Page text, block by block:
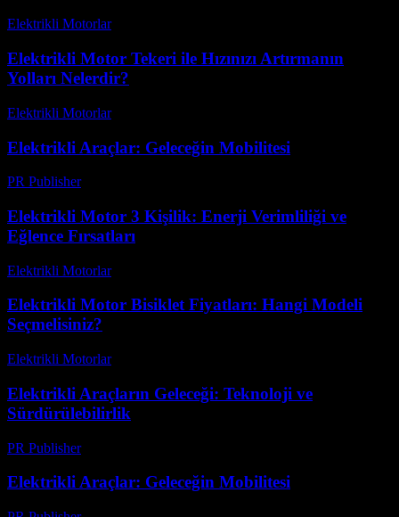
Elektrikli Motorlar-
Elektrikli Motor Tekeri ile Hızınızı Artırmanın
Yolları Nelerdir?
Elektrikli Motorlar-
Elektrikli Araçlar: Geleceğin Mobilitesi
PR Publisher-
Elektrikli Motor 3 Kişilik: Enerji Verimliliği ve
Eğlence Fırsatları
Elektrikli Motorlar-
Elektrikli Motor Bisiklet Fiyatları: Hangi Modeli
Seçmelisiniz?
Elektrikli Motorlar-
Elektrikli Araçların Geleceği: Teknoloji ve
Sürdürülebilirlik
PR Publisher-
Elektrikli Araçlar: Geleceğin Mobilitesi